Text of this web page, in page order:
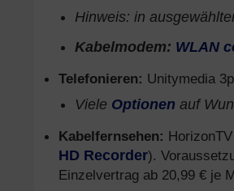
Hinweis: in
Kabelmodem: WLAN
Telefonieren: Unitymedia
Viele Optionen auf
Kabelfernsehen:
HD Recorder).
Einzelvertrag ab 20,99 € je